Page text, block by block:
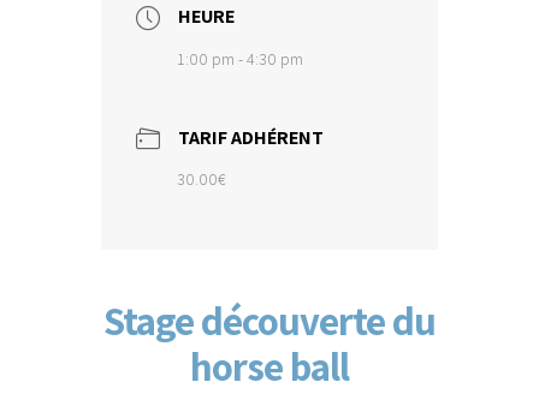
HEURE
1:00 pm - 4:30 pm
TARIF ADHÉRENT
30.00€
Stage découverte du
horse ball